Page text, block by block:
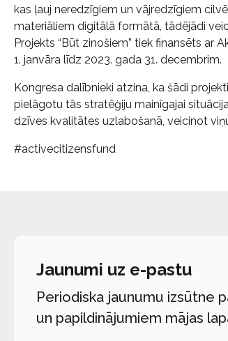
kas ļauj neredzīgiem un vājredzīgiem
materiāliem digitālā formātā, tādējādi
Projekts “Būt zinošiem” tiek finansēts ar
1. janvāra līdz 2023. gada 31. decembrim.
Kongresa dalībnieki atzina, ka šādi
pielāgotu tās stratēģiju mainīgajai
dzīves kvalitātes uzlabošanā, veicinot
#activecitizensfund
Jaunumi uz e-pastu
Periodiska jaunumu izsūtne
un papildinājumiem mājas